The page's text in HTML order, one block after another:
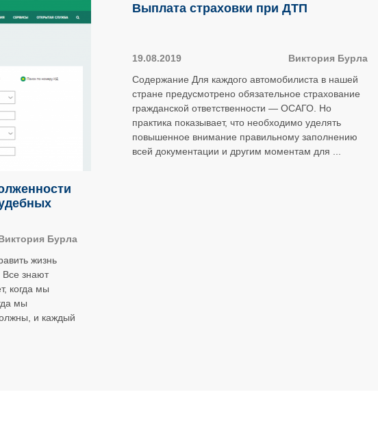
Бурла
жизнь
Все знают
когда мы
мы
и каждый
Выплата страховки при ДТП
19.08.2019
Виктория Бурла
Содержание Для каждого автомобилиста в нашей
стране предусмотрено обязательное страхование
гражданской ответственности — ОСАГО. Но
практика показывает, что необходимо уделять
повышенное внимание правильному заполнению
всей документации и другим моментам для ...